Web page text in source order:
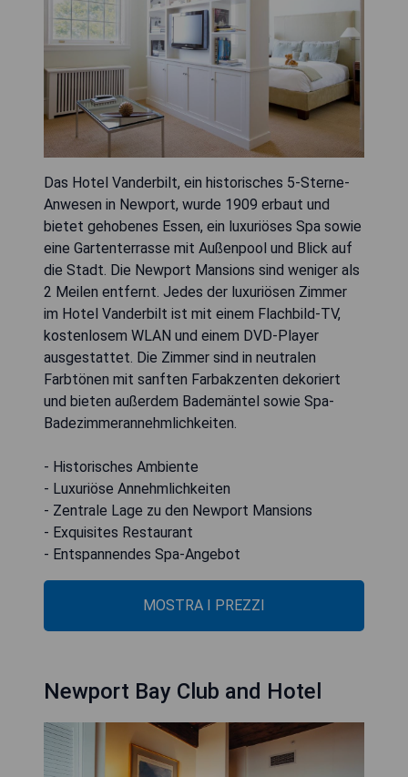
Das Hotel Vanderbilt, ein historisches 5-Sterne-
Anwesen in Newport, wurde 1909 erbaut und
bietet gehobenes Essen, ein luxuriöses Spa sowie
eine Gartenterrasse mit Außenpool und Blick auf
die Stadt. Die Newport Mansions sind weniger als
2 Meilen entfernt. Jedes der luxuriösen Zimmer
im Hotel Vanderbilt ist mit einem Flachbild-TV,
kostenlosem WLAN und einem DVD-Player
ausgestattet. Die Zimmer sind in neutralen
Farbtönen mit sanften Farbakzenten dekoriert
und bieten außerdem Bademäntel sowie Spa-
Badezimmerannehmlichkeiten.
- Historisches Ambiente
- Luxuriöse Annehmlichkeiten
- Zentrale Lage zu den Newport Mansions
- Exquisites Restaurant
- Entspannendes Spa-Angebot
MOSTRA I PREZZI
Newport Bay Club and Hotel